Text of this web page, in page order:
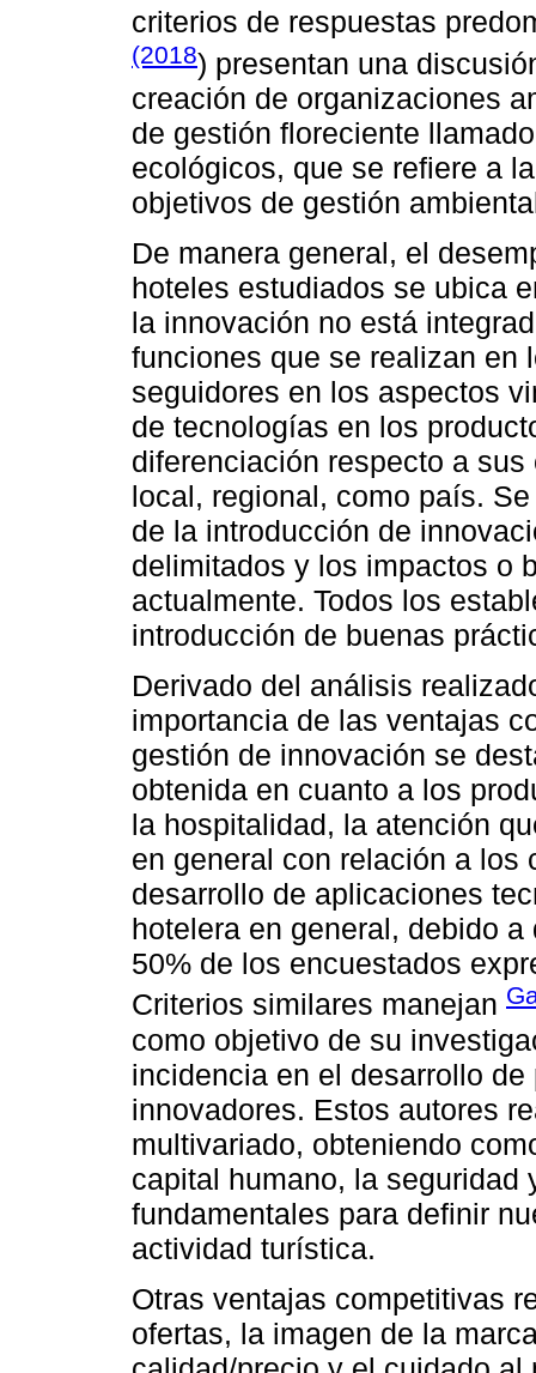
criterios de respuestas
(2018) presentan una
creación de organizaciones
de gestión floreciente
ecológicos, que se refiere a
objetivos de gestión
De manera general, el
hoteles estudiados se ubica
la innovación no está
funciones que se realizan en
seguidores en los aspectos
de tecnologías en los
diferenciación respecto a
local, regional, como país.
de la introducción de
delimitados y los impactos o
actualmente. Todos los
introducción de buenas
Derivado del análisis
importancia de las ventajas
gestión de innovación se
obtenida en cuanto a los
la hospitalidad, la atención
en general con relación a
desarrollo de aplicaciones
hotelera en general, debido
50% de los encuestados
Criterios similares manejan
como objetivo de su
incidencia en el desarrollo
innovadores. Estos autores
multivariado, obteniendo
capital humano, la seguridad
fundamentales para definir
actividad turística.
Otras ventajas competitivas
ofertas, la imagen de la